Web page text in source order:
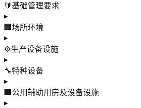
🔰基础管理要求
▸
🏢 场所环境
▸
⚙️生产设备设施
▸
🔧特种设备
▸
🏢 公用辅助用房及设备设施
▸